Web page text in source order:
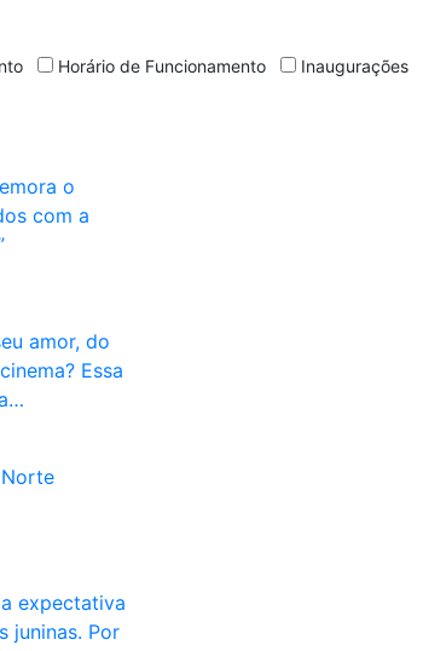
Horário de Funcionamento Inaugurações
o
com a
amor, do
Essa
expectativa
juninas. Por